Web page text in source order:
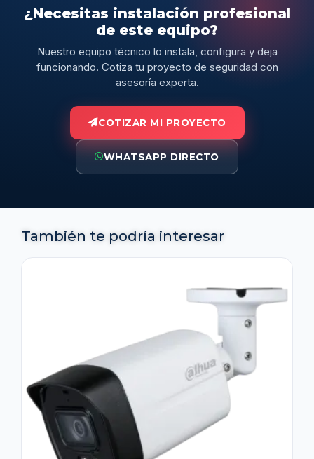
¿Necesitas instalación profesional
de este equipo?
Nuestro equipo técnico lo instala, configura y deja
funcionando. Cotiza tu proyecto de seguridad con
asesoría experta.
COTIZAR MI PROYECTO
WHATSAPP DIRECTO
También te podría interesar